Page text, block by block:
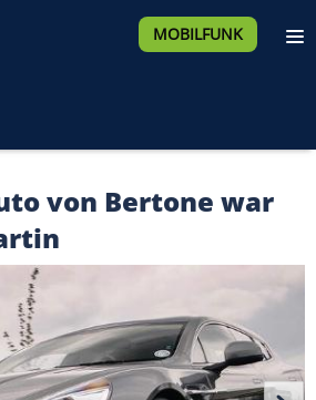
MOBILFUNK
von Bertone war